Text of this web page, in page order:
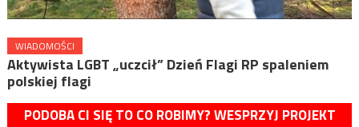
WIADOMOŚCI
Aktywista LGBT „uczcił” Dzień Flagi RP spaleniem
polskiej flagi
PODOBA CI SIĘ TO CO ROBIMY? WESPRZYJ PROJEKT